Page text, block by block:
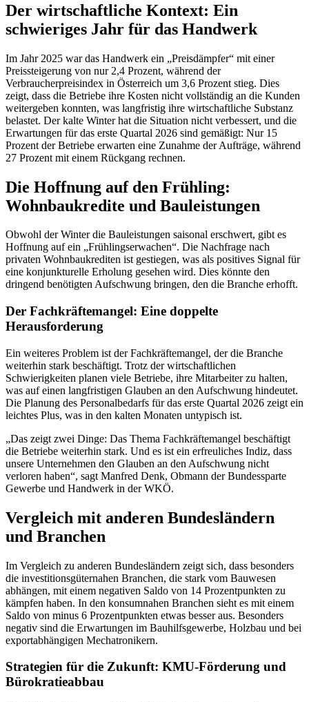
Der wirtschaftliche Kontext: Ein
schwieriges Jahr für das Handwerk
Im Jahr 2025 war das Handwerk ein „Preisdämpfer“ mit einer
Preissteigerung von nur 2,4 Prozent, während der
Verbraucherpreisindex in Österreich um 3,6 Prozent stieg. Dies
zeigt, dass die Betriebe ihre Kosten nicht vollständig an die Kunden
weitergeben konnten, was langfristig ihre wirtschaftliche Substanz
belastet. Der kalte Winter hat die Situation nicht verbessert, und die
Erwartungen für das erste Quartal 2026 sind gemäßigt: Nur 15
Prozent der Betriebe erwarten eine Zunahme der Aufträge, während
27 Prozent mit einem Rückgang rechnen.
Die Hoffnung auf den Frühling:
Wohnbaukredite und Bauleistungen
Obwohl der Winter die Bauleistungen saisonal erschwert, gibt es
Hoffnung auf ein „Frühlingserwachen“. Die Nachfrage nach
privaten Wohnbaukrediten ist gestiegen, was als positives Signal für
eine konjunkturelle Erholung gesehen wird. Dies könnte den
dringend benötigten Aufschwung bringen, den die Branche erhofft.
Der Fachkräftemangel: Eine doppelte
Herausforderung
Ein weiteres Problem ist der Fachkräftemangel, der die Branche
weiterhin stark beschäftigt. Trotz der wirtschaftlichen
Schwierigkeiten planen viele Betriebe, ihre Mitarbeiter zu halten,
was auf einen langfristigen Glauben an den Aufschwung hindeutet.
Die Planung des Personalbedarfs für das erste Quartal 2026 zeigt ein
leichtes Plus, was in den kalten Monaten untypisch ist.
„Das zeigt zwei Dinge: Das Thema Fachkräftemangel beschäftigt
die Betriebe weiterhin stark. Und es ist ein erfreuliches Indiz, dass
unsere Unternehmen den Glauben an den Aufschwung nicht
verloren haben“, sagt Manfred Denk, Obmann der Bundessparte
Gewerbe und Handwerk in der WKÖ.
Vergleich mit anderen Bundesländern
und Branchen
Im Vergleich zu anderen Bundesländern zeigt sich, dass besonders
die investitionsgüternahen Branchen, die stark vom Bauwesen
abhängen, mit einem negativen Saldo von 14 Prozentpunkten zu
kämpfen haben. In den konsumnahen Branchen sieht es mit einem
Saldo von minus 6 Prozentpunkten etwas besser aus. Besonders
negativ sind die Erwartungen im Bauhilfsgewerbe, Holzbau und bei
exportabhängigen Mechatronikern.
Strategien für die Zukunft: KMU-Förderung und
Bürokratieabbau